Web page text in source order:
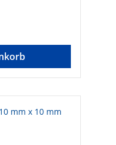
16 bar
Anschluss 2